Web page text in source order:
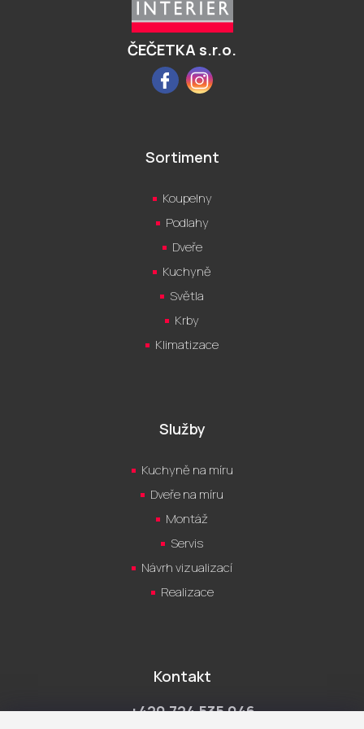
ČEČETKA s.r.o.
FacebookInstagram
Sortiment
Koupelny
Podlahy
Dveře
Kuchyně
Světla
Krby
Klimatizace
Služby
Kuchyně na míru
Dveře na míru
Montáž
Servis
Návrh vizualizací
Realizace
Kontakt
+420 724 535 046